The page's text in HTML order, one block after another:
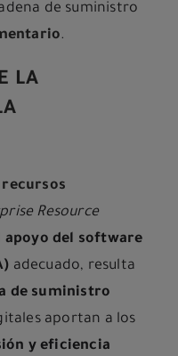
de suministro
.
LA
recursos
Resource
apoyo del software
adecuado, resulta
de suministro
aportan a los
y eficiencia